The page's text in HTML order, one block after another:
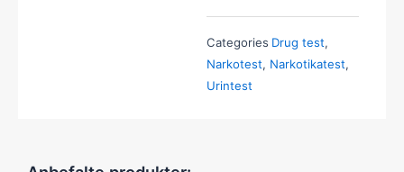
Categories Drug test,
Narkotest, Narkotikatest,
Urintest